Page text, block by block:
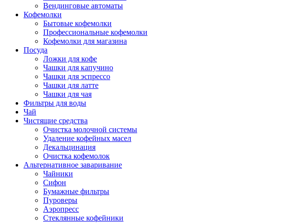
Вендинговые автоматы
Кофемолки
Бытовые кофемолки
Профессиональные кофемолки
Кофемолки для магазина
Посуда
Ложки для кофе
Чашки для капучино
Чашки для эспрессо
Чашки для латте
Чашки для чая
Фильтры для воды
Чай
Чистящие средства
Очистка молочной системы
Удаление кофейных масел
Декальцинация
Очистка кофемолок
Альтернативное заваривание
Чайники
Сифон
Бумажные фильтры
Пуроверы
Аэропресс
Стеклянные кофейники